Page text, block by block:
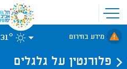
פתיחת
תפריט
אתר
לאתר עיריית
תל-אביב
מידע בחירום 31°
פלורנטין על גלגלים